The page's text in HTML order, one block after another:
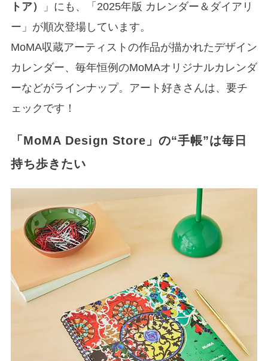
トア）
」にも、「2025年版 カレンダー＆ダイアリ
ー」が順次登場しています。
MoMA収蔵アーティストの作品が描かれたデザイン
カレンダー、毎年恒例のMoMAオリジナルカレンダ
ーなどがラインナップ。アート好きさんは、要チ
ェックです！
「MoMA Design Store」の“手帳”は毎日
持ち歩きたい